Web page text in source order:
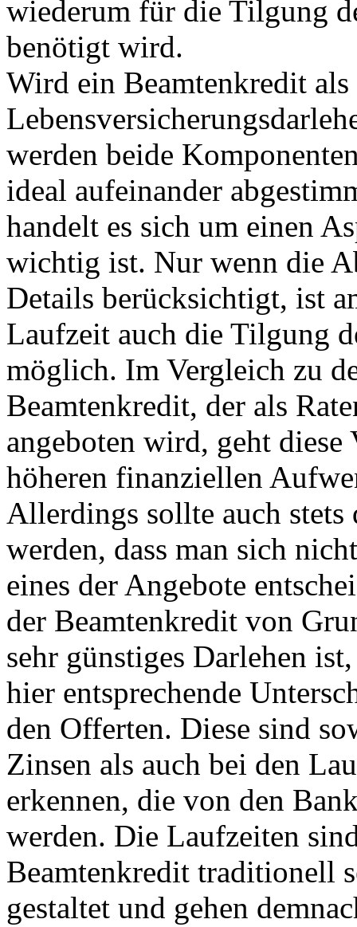
wiederum für die Tilgung
benötigt wird.
Wird ein Beamtenkredit als
werden beide
ideal aufeinander
handelt es sich um einen
wichtig ist. Nur wenn die
Details berücksichtigt, ist
Laufzeit auch die Tilgung
möglich. Im Vergleich zu
Beamtenkredit, der als
angeboten wird, geht
höheren finanziellen
Allerdings sollte auch stets
werden, dass man sich
eines der Angebote
der Beamtenkredit von
sehr günstiges Darlehen
hier entsprechende
den Offerten. Diese sind
Zinsen als auch bei den
erkennen, die von den
werden. Die Laufzeiten
Beamtenkredit traditionell
gestaltet und gehen